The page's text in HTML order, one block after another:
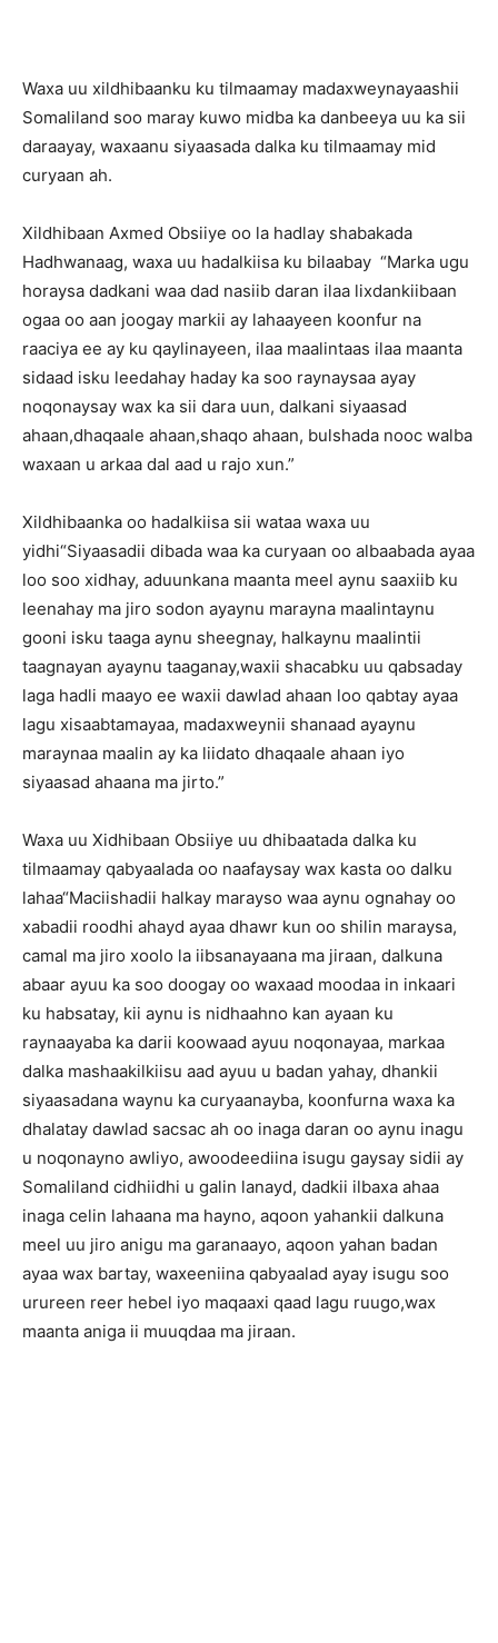
Waxa uu xildhibaanku ku tilmaamay madaxweynayaashii
Somaliland soo maray kuwo midba ka danbeeya uu ka sii
daraayay, waxaanu siyaasada dalka ku tilmaamay mid
curyaan ah.
Xildhibaan Axmed Obsiiye oo la hadlay shabakada
Hadhwanaag, waxa uu hadalkiisa ku bilaabay “Marka ugu
horaysa dadkani waa dad nasiib daran ilaa lixdankiibaan
ogaa oo aan joogay markii ay lahaayeen koonfur na
raaciya ee ay ku qaylinayeen, ilaa maalintaas ilaa maanta
sidaad isku leedahay haday ka soo raynaysaa ayay
noqonaysay wax ka sii dara uun, dalkani siyaasad
ahaan,dhaqaale ahaan,shaqo ahaan, bulshada nooc walba
waxaan u arkaa dal aad u rajo xun.”
Xildhibaanka oo hadalkiisa sii wataa waxa uu
yidhi“Siyaasadii dibada waa ka curyaan oo albaabada ayaa
loo soo xidhay, aduunkana maanta meel aynu saaxiib ku
leenahay ma jiro sodon ayaynu marayna maalintaynu
gooni isku taaga aynu sheegnay, halkaynu maalintii
taagnayan ayaynu taaganay,waxii shacabku uu qabsaday
laga hadli maayo ee waxii dawlad ahaan loo qabtay ayaa
lagu xisaabtamayaa, madaxweynii shanaad ayaynu
maraynaa maalin ay ka liidato dhaqaale ahaan iyo
siyaasad ahaana ma jirto.”
Waxa uu Xidhibaan Obsiiye uu dhibaatada dalka ku
tilmaamay qabyaalada oo naafaysay wax kasta oo dalku
lahaa“Maciishadii halkay marayso waa aynu ognahay oo
xabadii roodhi ahayd ayaa dhawr kun oo shilin maraysa,
camal ma jiro xoolo la iibsanayaana ma jiraan, dalkuna
abaar ayuu ka soo doogay oo waxaad moodaa in inkaari
ku habsatay, kii aynu is nidhaahno kan ayaan ku
raynaayaba ka darii koowaad ayuu noqonayaa, markaa
dalka mashaakilkiisu aad ayuu u badan yahay, dhankii
siyaasadana waynu ka curyaanayba, koonfurna waxa ka
dhalatay dawlad sacsac ah oo inaga daran oo aynu inagu
u noqonayno awliyo, awoodeediina isugu gaysay sidii ay
Somaliland cidhiidhi u galin lanayd, dadkii ilbaxa ahaa
inaga celin lahaana ma hayno, aqoon yahankii dalkuna
meel uu jiro anigu ma garanaayo, aqoon yahan badan
ayaa wax bartay, waxeeniina qabyaalad ayay isugu soo
urureen reer hebel iyo maqaaxi qaad lagu ruugo,wax
maanta aniga ii muuqdaa ma jiraan.